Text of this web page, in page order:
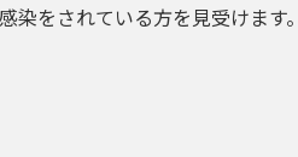
をされている方を見受けます。